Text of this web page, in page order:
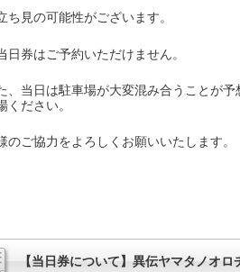
ち見の可能性がございます。
日券はご予約いただけません。
、当日は駐車場が大変混み合うことが
ください。
のご協力をよろしくお願いいたします。
【当日券について】異伝ヤマタノオロ